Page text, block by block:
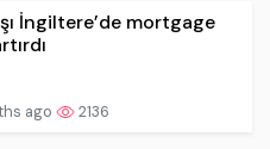
İngiltere’de mortgage
ago 2136